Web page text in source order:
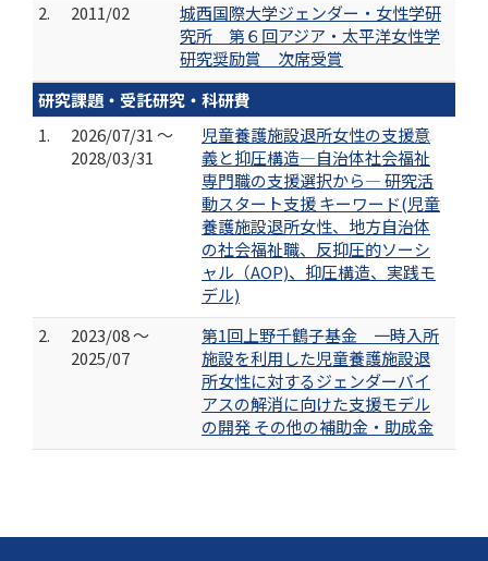
2.
2011/02
城西国際大学ジェンダー・女性学研
究所 第６回アジア・太平洋女性学
研究奨励賞 次席受賞
研究課題・受託研究・科研費
1.
2026/07/31 ～
2028/03/31
児童養護施設退所女性の支援意
義と抑圧構造―自治体社会福祉
専門職の支援選択から― 研究活
動スタート支援 キーワード(児童
養護施設退所女性、地方自治体
の社会福祉職、反抑圧的ソーシ
ャル（AOP)、抑圧構造、実践モ
デル)
2.
2023/08 ～
2025/07
第1回上野千鶴子基金 一時入所
施設を利用した児童養護施設退
所女性に対するジェンダーバイ
アスの解消に向けた支援モデル
の開発 その他の補助金・助成金